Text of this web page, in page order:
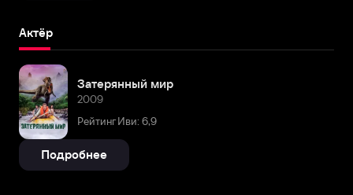
Актёр
Затерянный мир
2009
Рейтинг Иви: 6,9
Подробнее